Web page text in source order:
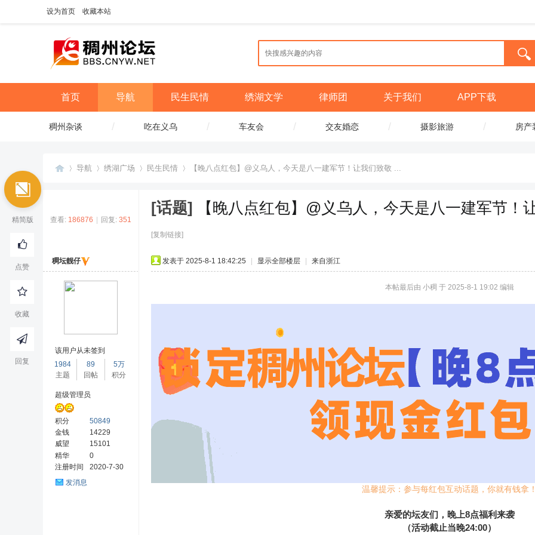
设为首页 收藏本站
首页 导航 民生民情 绣湖文学 律师团 关于我们 APP下载
稠州杂谈 / 吃在义乌 / 车友会 / 交友婚恋 / 摄影旅游 / 房产
义
热
»
导航
›
绣湖广场 民生民情 【晚八点红包】@义乌人，今天是八一建军节！让我们致敬 ...
精简版
点赞
收藏
回复
查看: 186876 回复: 351
[话题] 【晚八点红包】@义乌人，今天是八一建军节！
[复制链接]
稠坛靓仔
该用户从未签到
1984
主题
89
回帖
5万
积分
超级管理员
积分
50849
金钱
14229
威望
15101
精华
0
注册时间
2020-7-30
发消息
发表于 2025-8-1 18:42:25 显示全部楼层 来自浙江
本帖最后由 小稠 于 2025-8-1 19:02 编辑
温馨提示：参与每红包互动话题，你就有钱拿
亲爱的坛友们，晚上8点福利来袭
（活动截止当晚24:00）